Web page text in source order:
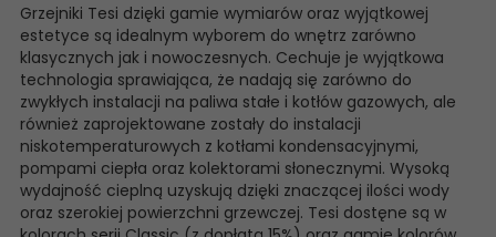
Grzejniki Tesi dzięki gamie wymiarów oraz wyjątkowej
estetyce są idealnym wyborem do wnętrz zarówno
klasycznych jak i nowoczesnych. Cechuje je wyjątkowa
technologia sprawiająca, że nadają się zarówno do
zwykłych instalacji na paliwa stałe i kotłów gazowych, ale
również zaprojektowane zostały do instalacji
niskotemperaturowych z kotłami kondensacyjnymi,
pompami ciepła oraz kolektorami słonecznymi. Wysoką
wydajność cieplną uzyskują dzięki znaczącej ilości wody
oraz szerokiej powierzchni grzewczej. Tesi dostęne są w